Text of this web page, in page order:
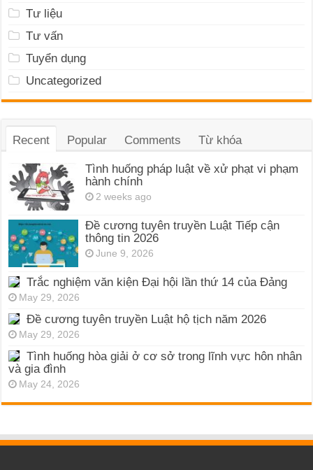
Tư liệu
Tư vấn
Tuyển dụng
Uncategorized
Recent Popular Comments Từ khóa
Tình huống pháp luật về xử phạt vi phạm
hành chính
2 weeks ago
Đề cương tuyên truyền Luật Tiếp cận
thông tin 2026
June 9, 2026
Trắc nghiệm văn kiện Đại hội lần thứ 14 của Đảng
May 29, 2026
Đề cương tuyên truyền Luật hộ tịch năm 2026
May 29, 2026
Tình huống hòa giải ở cơ sở trong lĩnh vực hôn nhân
và gia đình
May 24, 2026